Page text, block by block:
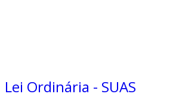
Lei Ordinária - SUAS